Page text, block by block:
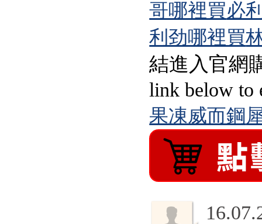
哥哪裡買必
利劲哪裡買
結進入官網
link below to
果凍威而鋼